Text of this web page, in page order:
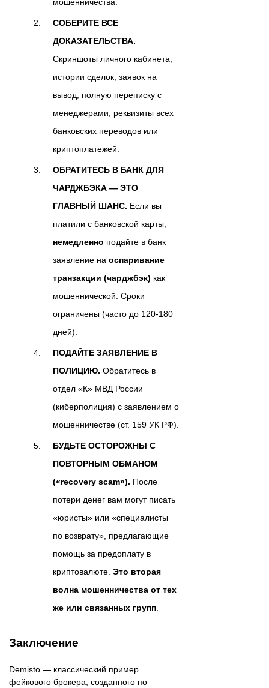
мошенничества.
СОБЕРИТЕ ВСЕ
ДОКАЗАТЕЛЬСТВА.
Скриншоты личного кабинета,
истории сделок, заявок на
вывод; полную переписку с
менеджерами; реквизиты всех
банковских переводов или
криптоплатежей.
ОБРАТИТЕСЬ В БАНК ДЛЯ
ЧАРДЖБЭКА — ЭТО
ГЛАВНЫЙ ШАНС. Если вы
платили с банковской карты,
немедленно подайте в банк
заявление на оспаривание
транзакции (чарджбэк) как
мошеннической. Сроки
ограничены (часто до 120-180
дней).
ПОДАЙТЕ ЗАЯВЛЕНИЕ В
ПОЛИЦИЮ. Обратитесь в
отдел «К» МВД России
(киберполиция) с заявлением о
мошенничестве (ст. 159 УК РФ).
БУДЬТЕ ОСТОРОЖНЫ С
ПОВТОРНЫМ ОБМАНОМ
(«recovery scam»). После
потери денег вам могут писать
«юристы» или «специалисты
по возврату», предлагающие
помощь за предоплату в
криптовалюте. Это вторая
волна мошенничества от тех
же или связанных групп.
Заключение
Demisto — классический пример
фейкового брокера, созданного по